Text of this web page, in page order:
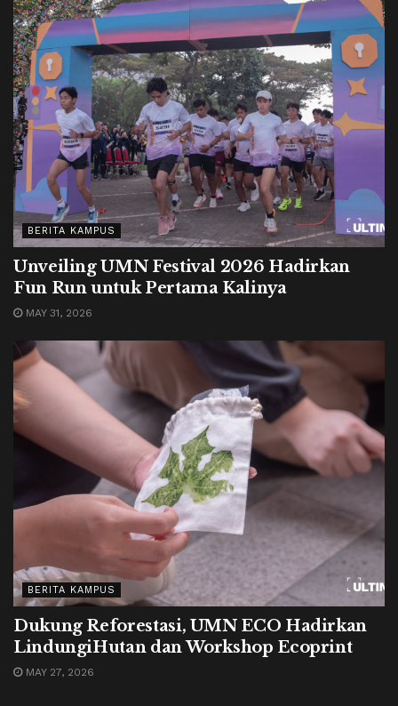
BERITA KAMPUS
Unveiling UMN Festival 2026 Hadirkan
Fun Run untuk Pertama Kalinya
MAY 31, 2026
BERITA KAMPUS
Dukung Reforestasi, UMN ECO Hadirkan
LindungiHutan dan Workshop Ecoprint
MAY 27, 2026